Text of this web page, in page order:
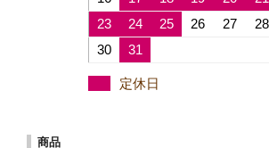
23
24 25 26 27 28
30
31
定休日
商品